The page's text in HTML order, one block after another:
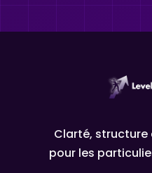
Clarté,
pour les